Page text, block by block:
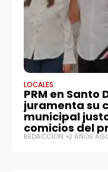
LOCALES
PRM en Santo
juramenta su
municipal
comicios del
REDACCIÓN 2 AÑOS